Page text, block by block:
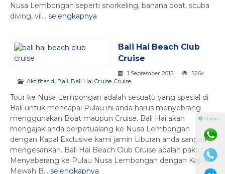
Nusa Lembongan seperti snorkeling, banana boat, scuba
diving, vil... selengkapnya
Bali Hai Beach Club
Cruise
1 September 2015
526x
Aktifitas di Bali Bali Hai Cruise Cruise
Tour ke Nusa Lembongan adalah sesuatu yang spesial di
Bali untuk mencapai Pulau ini anda harus menyebrang
menggunakan Boat maupun Cruise. Bali Hai akan
mengajak anda berpetualang ke Nusa Lembongan
dengan Kapal Exclusive kami jamin Liburan anda sangat
mengesankan. Bali Hai Beach Club Cruise adalah paket
Menyeberang ke Pulau Nusa Lembongan dengan Kapal
Mewah B... selengkapnya
⚫ Online